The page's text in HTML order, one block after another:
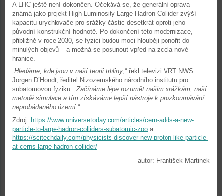
A LHC ještě není dokončen. Očekává se, že generální oprava
známá jako projekt High-Luminosity Large Hadron Collider zvýší
kapacitu urychlovače pro srážky částic desetkrát oproti jeho
původní konstrukční hodnotě. Po dokončení této modernizace,
přibližně v roce 2030, se fyzici budou moci hlouběji ponořit do
minulých objevů – a možná se posunout vpřed na zcela nové
hranice.
Hledáme, kde jsou v naší teorii trhliny ,“ řekl televizi VRT NWS
Jorgen D’Hondt, ředitel Nizozemského národního institutu pro
subatomovou fyziku. „ Začínáme lépe rozumět našim srážkám, naší
metodě simulace a tím získáváme lepší nástroje k prozkoumávání
neprobádaného území.“
Zdroj: https://www.universetoday.com/articles/cern-adds-a-new-
particle-to-large-hadron-colliders-subatomic-zoo a
https://scitechdaily.com/physicists-discover-new-proton-like-particle-
at-cerns-large-hadron-collider/
autor: František Martinek